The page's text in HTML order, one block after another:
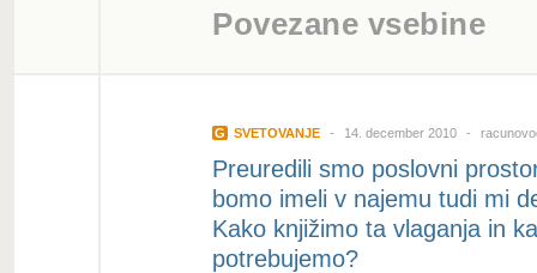
Povezane vsebine
G SVETOVANJE 14. december 2010
Preuredili smo poslovni
bomo imeli v najemu tudi mi
Kako knjižimo ta vlaganja in
potrebujemo?